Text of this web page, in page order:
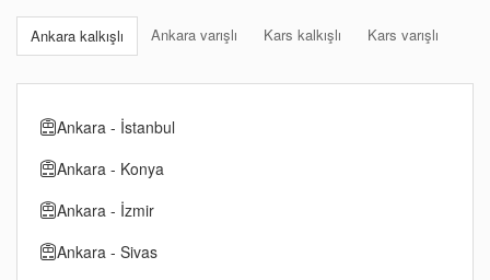
Ankara kalkışlı Ankara varışlı Kars kalkışlı Kars varışlı
Ankara - İstanbul
Ankara - Konya
Ankara - İzmir
Ankara - Sivas